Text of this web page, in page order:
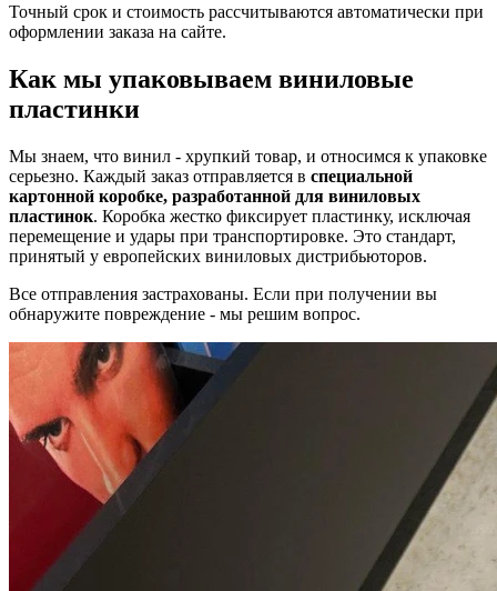
Точный срок и стоимость рассчитываются автоматически при
оформлении заказа на сайте.
Как мы упаковываем виниловые
пластинки
Мы знаем, что винил - хрупкий товар, и относимся к упаковке
серьезно. Каждый заказ отправляется в специальной
картонной коробке, разработанной для виниловых
пластинок. Коробка жестко фиксирует пластинку, исключая
перемещение и удары при транспортировке. Это стандарт,
принятый у европейских виниловых дистрибьюторов.
Все отправления застрахованы. Если при получении вы
обнаружите повреждение - мы решим вопрос.